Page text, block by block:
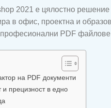
2021 е цялостно
в офис, проектна и
PDF файлове
на PDF документи
и прецизност в едно